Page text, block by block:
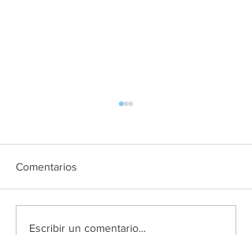
Agencia viajes online en
Comentarios
Escribir un comentario...